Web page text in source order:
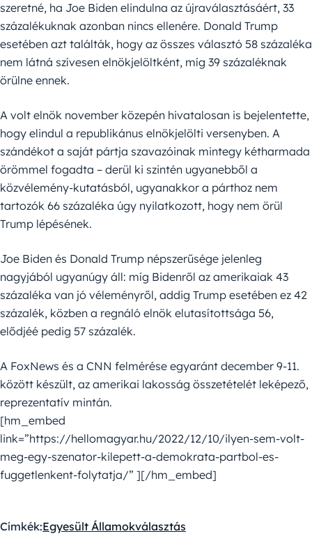
szeretné, ha Joe Biden elindulna az újraválasztásáért, 33
százalékuknak azonban nincs ellenére. Donald Trump
esetében azt találták, hogy az összes választó 58 százaléka
nem látná szívesen elnökjelöltként, míg 39 százaléknak
örülne ennek.
A volt elnök november közepén hivatalosan is bejelentette,
hogy elindul a republikánus elnökjelölti versenyben. A
szándékot a saját pártja szavazóinak mintegy kétharmada
örömmel fogadta – derül ki szintén ugyanebből a
közvélemény-kutatásból, ugyanakkor a párthoz nem
tartozók 66 százaléka úgy nyilatkozott, hogy nem örül
Trump lépésének.
Joe Biden és Donald Trump népszerűsége jelenleg
nagyjából ugyanúgy áll: míg Bidenről az amerikaiak 43
százaléka van jó véleményről, addig Trump esetében ez 42
százalék, közben a regnáló elnök elutasítottsága 56,
elődjéé pedig 57 százalék.
A FoxNews és a CNN felmérése egyaránt december 9-11.
között készült, az amerikai lakosság összetételét leképező,
reprezentatív mintán.
[hm_embed
link=”https://hellomagyar.hu/2022/12/10/ilyen-sem-volt-
meg-egy-szenator-kilepett-a-demokrata-partbol-es-
fuggetlenkent-folytatja/” ][/hm_embed]
Címkék:Egyesült Államokválasztás